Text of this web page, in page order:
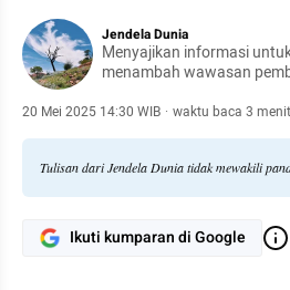
Jendela Dunia
Menyajikan informasi
menambah wawasan
20 Mei 2025 14:30 WIB · waktu baca 3 menit
Tulisan dari Jendela Dunia tidak mewakili
Ikuti kumparan di Google